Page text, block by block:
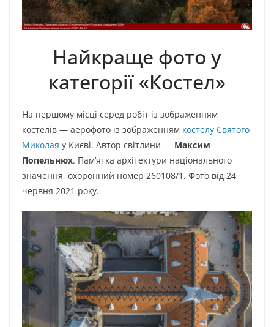
Найкраще фото у
категорії «Костел»
На першому місці серед робіт із зображенням
костелів — аерофото із зображенням костелу Святого
Миколая у Києві. Автор світлини — Максим
Попельнюх. Пам’ятка архітектури національного
значення, охоронний номер 260108/1. Фото від 24
червня 2021 року.